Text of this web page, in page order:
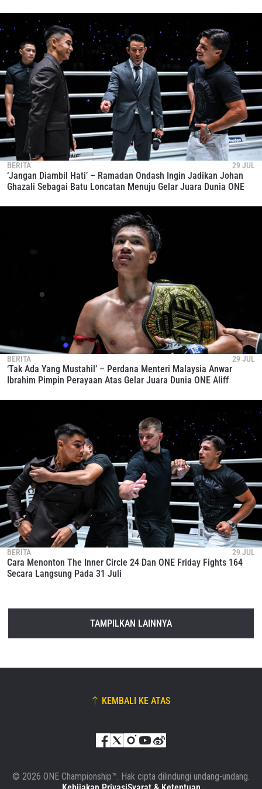
BERITA 29 JUL
‘Jangan Diambil Hati’ – Ramadan Ondash Ingin Jadikan Johan
Ghazali Sebagai Batu Loncatan Menuju Gelar Juara Dunia ONE
BERITA 29 JUL
‘Tak Ada Yang Mustahil’ – Perdana Menteri Malaysia Anwar
Ibrahim Pimpin Perayaan Atas Gelar Juara Dunia ONE Aliff
BERITA 29 JUL
Cara Menonton The Inner Circle 24 Dan ONE Friday Fights 164
Secara Langsung Pada 31 Juli
TAMPILKAN LAINNYA
KEMBALI KE ATAS
© 2026 ONE Championship™. Hak cipta dilindungi undang-undang.